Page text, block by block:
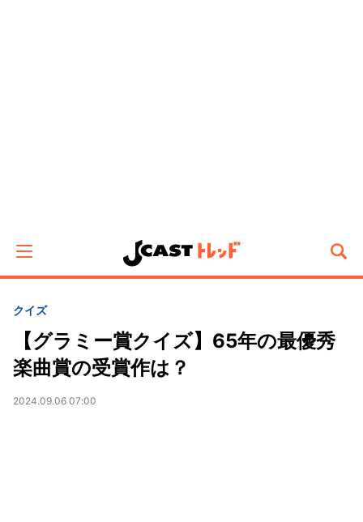
クイズ
【グラミー賞クイズ】65年の最優秀
楽曲賞の受賞作は？
2024.09.06 07:00